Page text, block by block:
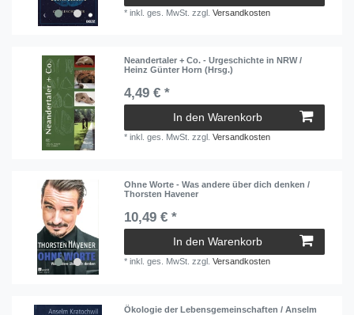
*inkl. ges. MwSt. zzgl.Versandkosten
Neandertaler + Co. - Urgeschichte in NRW /
Heinz Günter Horn (Hrsg.)
4,49 € *
In den Warenkorb
*inkl. ges. MwSt. zzgl.Versandkosten
Ohne Worte - Was andere über dich denken /
Thorsten Havener
10,49 € *
In den Warenkorb
*inkl. ges. MwSt. zzgl.Versandkosten
Ökologie der Lebensgemeinschaften / Anselm